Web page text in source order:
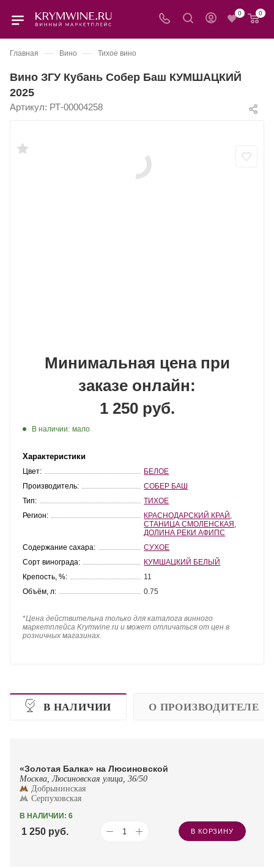
0 0
Главная — Вино — Тихое вино
Вино ЗГУ Кубань Собер Баш КУМШАЦКИЙ
2025
Артикул: РТ-00004258
Минимальная цена при
заказе онлайн:
1 250 руб.
В наличии: мало
Характеристики
Цвет:
БЕЛОЕ
Производитель:
СОБЕР БАШ
Тип:
ТИХОЕ
Регион:
КРАСНОДАРСКИЙ КРАЙ
СТАНИЦА СМОЛЕНСКАЯ
ДОЛИНА РЕКИ АФИПС
Содержание сахара:
СУХОЕ
Сорт винограда:
КУМШАЦКИЙ БЕЛЫЙ
Крепость, %:
11
Объём, л:
0.75
*Цена действительна только для каталога винного
маркетплейса Krymwine.ru и может отличаться от цен в
розничных магазинах.
В НАЛИЧИИ О ПРОИЗВОДИТЕЛЕ
«Золотая Балка» на Люсиновской
Москва, Люсиновская улица, 36/50
Добрынинская
Серпуховская
В НАЛИЧИИ: 6
1 250 руб. В КОРЗИНУ